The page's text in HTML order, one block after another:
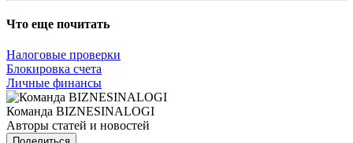
Что еще почитать
Налоговые проверки
Блокировка счета
Личные финансы
Команда BIZNESINALOGI
Авторы статей и новостей